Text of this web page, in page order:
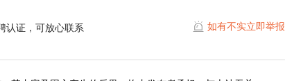
认证，可放心联系 如有不实立即举报